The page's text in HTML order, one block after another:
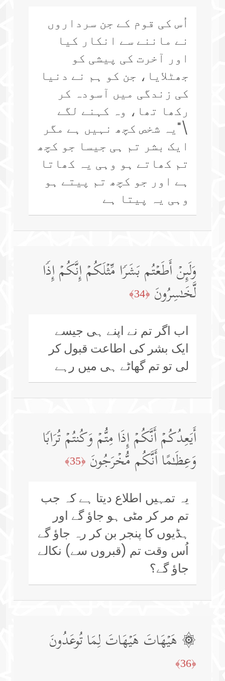
اُس کی قوم کے جن سرداروں
نے ماننے سے انکار کیا
اور آخرت کی پیشی کو
جھٹلایا، جن کو ہم نے دنیا
کی زندگی میں آسودہ کر
رکھا تھا، وہ کہنے لگے
\"یہ شخص کچھ نہیں ہے مگر
ایک بشر تم ہی جیسا جو کچھ
تم کھاتے ہو وہی یہ کھاتا
ہے اور جو کچھ تم پیتے ہو
وہی یہ پیتا ہے
وَلَىِٕنۡ أَطَعۡتُم بَشَرࣰا مِّثۡلَكُمۡ إِنَّكُمۡ إِذࣰا
لَّخَـٰسِرُونَ ﴿34﴾
اب اگر تم نے اپنے ہی جیسے
ایک بشر کی اطاعت قبول کر
لی تو تم گھاٹے ہی میں رہے
أَیَعِدُكُمۡ أَنَّكُمۡ إِذَا مِتُّمۡ وَكُنتُمۡ تُرَابࣰا
وَعِظَـٰمًا أَنَّكُم مُّخۡرَجُونَ ﴿35﴾
یہ تمہیں اطلاع دیتا ہے کہ جب
تم مر کر مٹی ہو جاؤ گے اور
ہڈیوں کا پنجر بن کر رہ جاؤ گے
اُس وقت تم (قبروں سے) نکالے
جاؤ گے؟
۞ هَیۡهَاتَ هَیۡهَاتَ لِمَا تُوعَدُونَ
﴿36﴾